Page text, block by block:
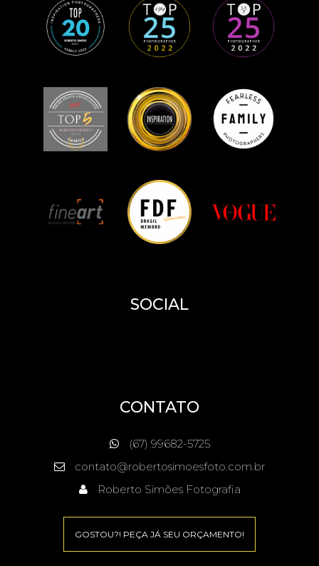
SOCIAL
CONTATO
(67) 99682-5725
contato@robertosimoesfoto.com.br
Roberto Simões Fotografia
GOSTOU?! PEÇA JÁ SEU ORÇAMENTO!